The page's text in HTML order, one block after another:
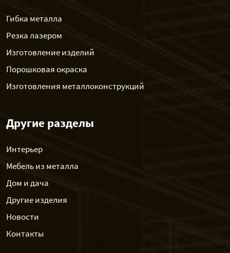
Гибка металла
Резка лазером
Изготовление изделий
Порошковая окраска
Изготовления металлоконструкций
Другие разделы
Интерьер
Мебель из металла
Дом и дача
Другие изделия
Новости
Контакты